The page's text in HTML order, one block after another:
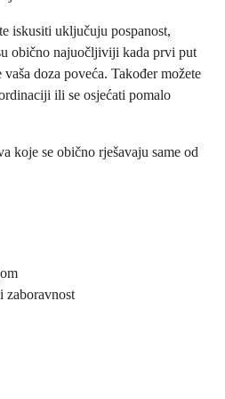
iskusiti uključuju pospanost,
obično najuočljiviji kada prvi put
doza poveća. Također možete
ili se osjećati pomalo
koje se obično rješavaju same od
zaboravnost